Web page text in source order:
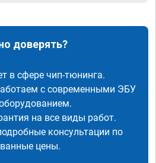
доверять?
в сфере чип-тюнинга.
с современными ЭБУ
на все виды работ.
консультации по
цены.